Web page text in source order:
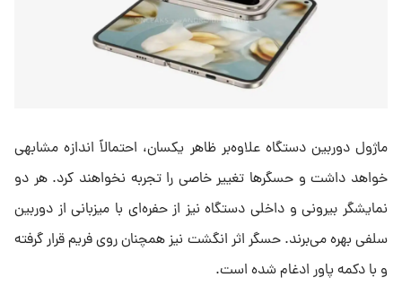
ماژول دوربین دستگاه علاوه‌بر ظاهر یکسان، احتمالاً اندازه مشابهی
خواهد داشت و حسگرها تغییر خاصی را تجربه نخواهند کرد. هر دو
نمایشگر بیرونی و داخلی دستگاه نیز از حفره‌ای با میزبانی از دوربین
سلفی بهره می‌برند. حسگر اثر انگشت نیز همچنان روی فریم قرار گرفته
و با دکمه پاور ادغام شده است.